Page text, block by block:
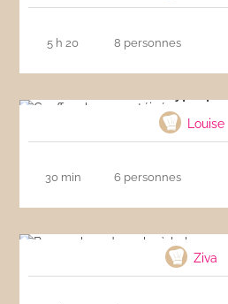
5 h 20 8 personnes
Louise
30 min 6 personnes
Ziva